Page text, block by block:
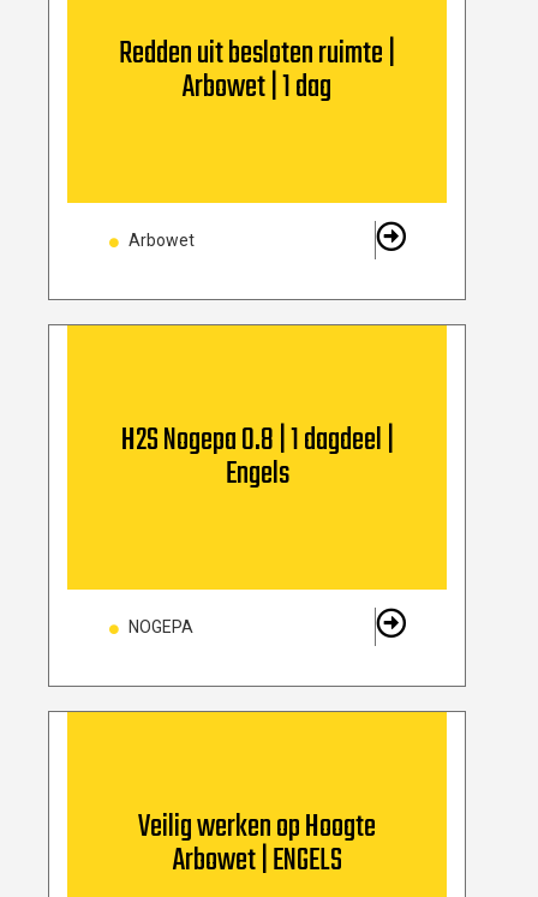
Redden uit besloten ruimte |
Arbowet | 1 dag
Arbowet
H2S Nogepa 0.8 | 1 dagdeel |
Engels
NOGEPA
Veilig werken op Hoogte
Arbowet | ENGELS